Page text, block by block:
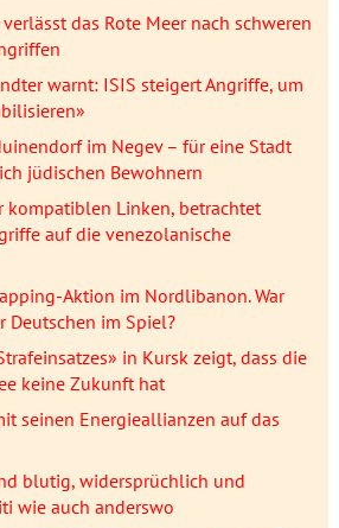
das Rote Meer nach schweren
warnt: ISIS steigert Angriffe, um
im Negev – für eine Stadt
jüdischen Bewohnern
kompatiblen Linken, betrachtet
auf die venezolanische
Aktion im Nordlibanon. War
Deutschen im Spiel?
in Kursk zeigt, dass die
keine Zukunft hat
seinen Energieallianzen auf das
blutig, widersprüchlich und
wie auch anderswo